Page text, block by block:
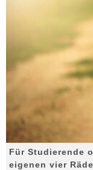
Für Studierende
eigenen vier